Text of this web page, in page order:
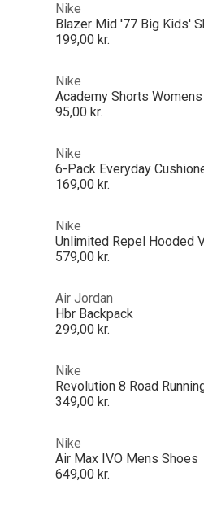
Nike
Blazer Mid '77 Big Kids'
199,00 kr.
Nike
Academy Shorts Womens
95,00 kr.
Nike
169,00 kr.
Nike
Unlimited Repel Hooded
579,00 kr.
Air Jordan
Hbr Backpack
299,00 kr.
Nike
Revolution 8 Road
349,00 kr.
Nike
Air Max IVO Mens Shoes
649,00 kr.